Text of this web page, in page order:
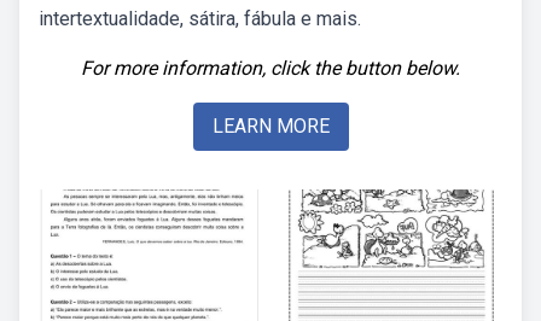
intertextualidade, sátira, fábula e mais.
For more information, click the button below.
LEARN MORE